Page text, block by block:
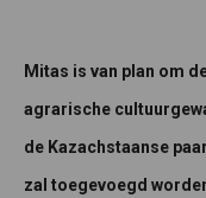
Mitas is van plan om
agrarische
de Kazachstaanse
zal toegevoegd